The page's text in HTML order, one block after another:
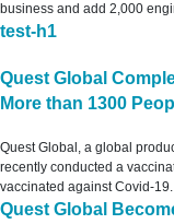
business and add 2,000
test-h1
Quest Global
More than 1300
Quest Global, a global
recently conducted a
vaccinated against Covid-19.
Quest Global